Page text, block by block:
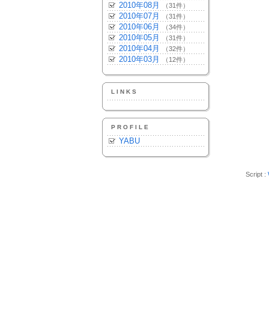
2010年08月 （31件）
2010年07月 （31件）
2010年06月 （34件）
2010年05月 （31件）
2010年04月 （32件）
2010年03月 （12件）
LINKS
PROFILE
YABU
Script :